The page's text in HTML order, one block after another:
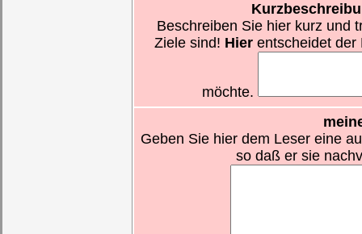
Beschreiben Sie hier kurz und
Ziele sind! Hier entscheidet der
möchte.
Geben Sie hier dem Leser eine
so daß er sie